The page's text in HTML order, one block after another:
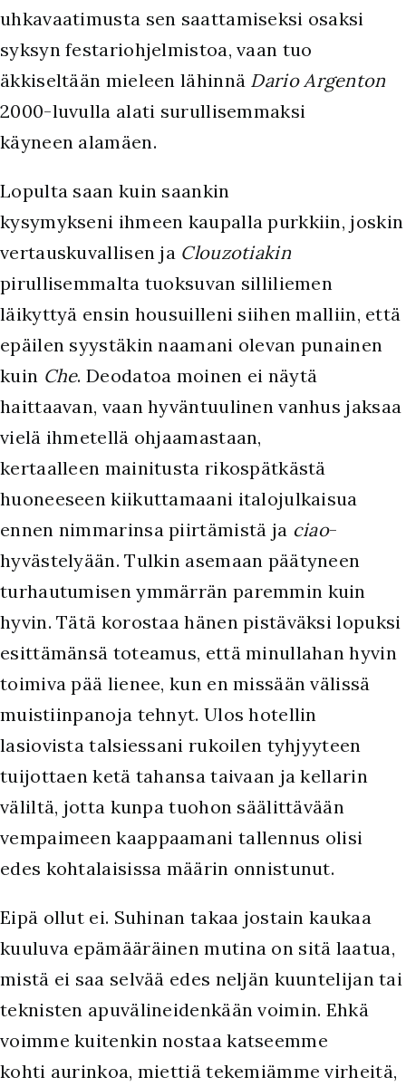
uhkavaatimusta sen saattamiseksi osaksi
syksyn festariohjelmistoa, vaan tuo
äkkiseltään mieleen lähinnä Dario Argenton
2000-luvulla alati surullisemmaksi
käyneen alamäen.
Lopulta saan kuin saankin
kysymykseni ihmeen kaupalla purkkiin, joskin
vertauskuvallisen ja Clouzotiakin
pirullisemmalta tuoksuvan silliliemen
läikyttyä ensin housuilleni siihen malliin, että
epäilen syystäkin naamani olevan punainen
kuin Che. Deodatoa moinen ei näytä
haittaavan, vaan hyväntuulinen vanhus jaksaa
vielä ihmetellä ohjaamastaan,
kertaalleen mainitusta rikospätkästä
huoneeseen kiikuttamaani italojulkaisua
ennen nimmarinsa piirtämistä ja ciao-
hyvästelyään. Tulkin asemaan päätyneen
turhautumisen ymmärrän paremmin kuin
hyvin. Tätä korostaa hänen pistäväksi lopuksi
esittämänsä toteamus, että minullahan hyvin
toimiva pää lienee, kun en missään välissä
muistiinpanoja tehnyt. Ulos hotellin
lasiovista talsiessani rukoilen tyhjyyteen
tuijottaen ketä tahansa taivaan ja kellarin
väliltä, jotta kunpa tuohon säälittävään
vempaimeen kaappaamani tallennus olisi
edes kohtalaisissa määrin onnistunut.
Eipä ollut ei. Suhinan takaa jostain kaukaa
kuuluva epämääräinen mutina on sitä laatua,
mistä ei saa selvää edes neljän kuuntelijan tai
teknisten apuvälineidenkään voimin. Ehkä
voimme kuitenkin nostaa katseemme
kohti aurinkoa, miettiä tekemiämme virheitä,